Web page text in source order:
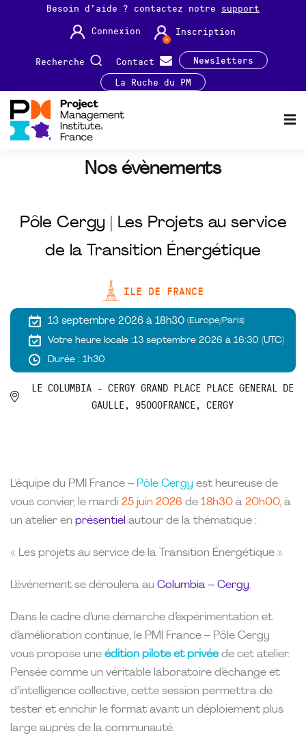
Besoin d'aide ? contactez notre support
Connexion
Inscription
Recherche Contact
Newsletters
La Ruche du PM
Nos évènements
Pôle Cergy | Les Projets au service
de la Transition Énergétique
ILE DE FRANCE
13 septembre 2026 à 18h30 (Europe/Paris)
Votre heure locale :13 septembre 2026 à 16:30 (UTC)
Durée : 1h30
LE COLUMBIA - CERGY GRAND PLACE PLACE GENERAL DE
GAULLE, 95000FRANCE, CERGY
L'équipe du PMI France – Pôle Cergy est heureuse de
vous convier, le mardi 25 juin 2026 de 18h30 à 20h00, à
un atelier en présentiel autour de la thématique :
« Les projets au service de la Transition Énergétique »
L’événement se déroulera au Columbia – Cergy.
Dans le cadre d’une démarche d’expérimentation et
d’amélioration continue, le PMI France – Pôle Cergy
vous propose une édition pilote et privéede cet atelier.
Pensée comme un véritable laboratoire d’échange et
d’intelligence collective, cette session permettra de
tester et enrichir le format avant un déploiement plus
large auprès de la communauté.